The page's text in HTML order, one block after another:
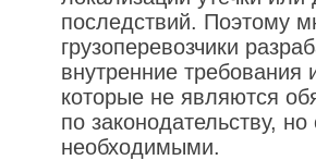
последствий. Поэтому
грузоперевозчики
внутренние требования
которые не являются
по законодательству, но
необходимыми.​